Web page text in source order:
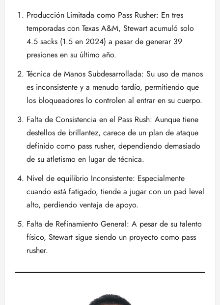
Producción Limitada como Pass Rusher: En tres
temporadas con Texas A&M, Stewart acumuló solo
4.5 sacks (1.5 en 2024) a pesar de generar 39
presiones en su último año.
Técnica de Manos Subdesarrollada: Su uso de manos
es inconsistente y a menudo tardío, permitiendo que
los bloqueadores lo controlen al entrar en su cuerpo.
Falta de Consistencia en el Pass Rush: Aunque tiene
destellos de brillantez, carece de un plan de ataque
definido como pass rusher, dependiendo demasiado
de su atletismo en lugar de técnica.
Nivel de equilibrio Inconsistente: Especialmente
cuando está fatigado, tiende a jugar con un pad level
alto, perdiendo ventaja de apoyo.
Falta de Refinamiento General: A pesar de su talento
físico, Stewart sigue siendo un proyecto como pass
rusher.